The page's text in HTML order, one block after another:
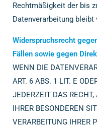
Rechtmäßigkeit der bis
Datenverarbeitung
Widerspruchsrecht
Fällen sowie gegen
WENN DIE
ART. 6 ABS. 1 LIT. E
JEDERZEIT DAS
IHRER BESONDEREN
VERARBEITUNG IHRER